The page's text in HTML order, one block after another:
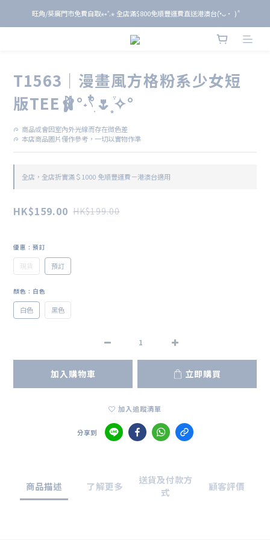
旺角/葵廣門市免費自取⋆⭒˚.⋆ 全店滿$800免順豐運費直送港澳台(•̀ᴗ• ) ̑̑
旺角/葵廣門市免費自取⋆⭒˚.⋆ 全店滿$800免順豐運費直送港澳台(•̀ᴗ• ) ̑̑
單 筆 消 費 滿 $ 6 0 0 即 送 全 年 9 折 會 員
T1563｜漫畫風方格粉系少女短
版TEE🩰°˖𓍢ִ໋🌷͙֒✧°
ᰍ  商品或會因室內外光線而存在微色差
ᰍ  本店商品圖片僅作參考，一切以實物作準
全店，全店折實滿＄1000 免順豐運費－港澳台適用
HK$159.00 HK$199.00
優惠 : 預訂
現貨 預訂
顏色 : 白色
白色 黑色
加入購物車 立即購買
加入追蹤清單
分享到
商品描述 了解更多
送貨及付款方
式
顧客評價